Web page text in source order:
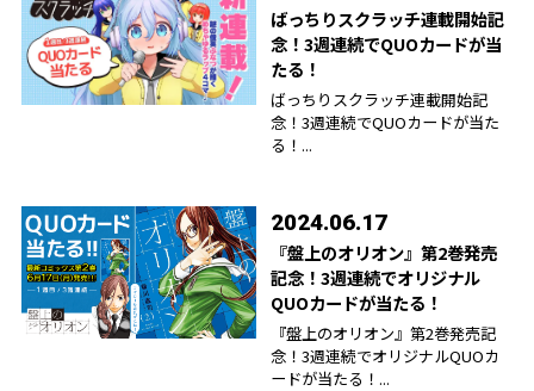
ばっちりスクラッチ連載開始記
念！3週連続でQUOカードが当
たる！
ばっちりスクラッチ連載開始記
念！3週連続でQUOカードが当た
る！...
2024.06.17
『盤上のオリオン』第2巻発売
記念！3週連続でオリジナル
QUOカードが当たる！
『盤上のオリオン』第2巻発売記
念！3週連続でオリジナルQUOカ
ードが当たる！...